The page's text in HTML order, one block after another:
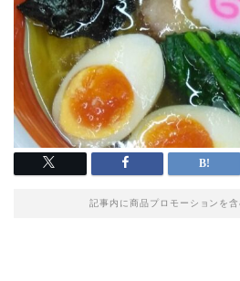
記事内に商品プロモーションを